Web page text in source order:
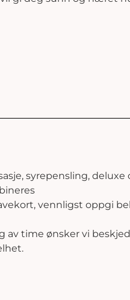
syrepensling,
vennligst oppgi
av time ønsker vi